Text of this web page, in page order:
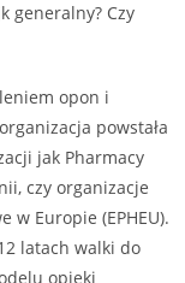
generalny? Czy
opon i
powstała
jak Pharmacy
czy organizacje
w Europie (EPHEU).
latach walki do
opieki